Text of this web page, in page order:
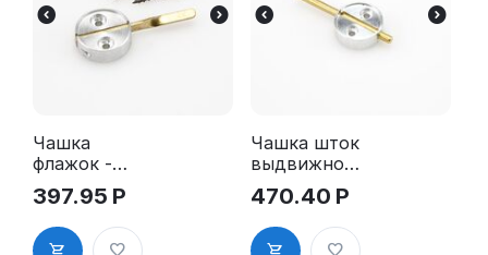
Чашка
флажок -
алюминий,
д. 25 мм
397.95 Р
Чашка шток
выдвижной
- алюминий,
д. 25 мм
470.40 Р